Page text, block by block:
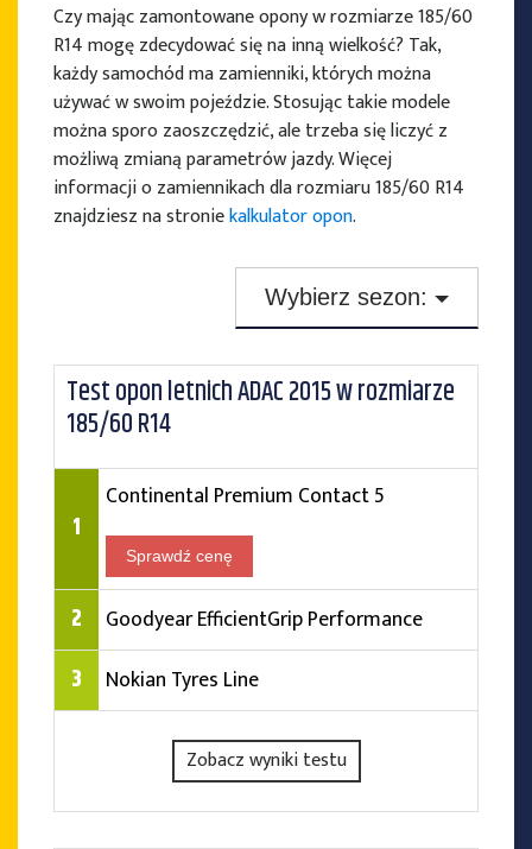
Czy mając zamontowane opony w rozmiarze 185/60
R14 mogę zdecydować się na inną wielkość? Tak,
każdy samochód ma zamienniki, których można
używać w swoim pojeździe. Stosując takie modele
można sporo zaoszczędzić, ale trzeba się liczyć z
możliwą zmianą parametrów jazdy. Więcej
informacji o zamiennikach dla rozmiaru 185/60 R14
znajdziesz na stroniekalkulator opon.
Wybierz sezon:
Testy opon zimowych
Testy opon letnich
Test opon letnich ADAC 2015 w rozmiarze
185/60 R14
1
Continental Premium Contact 5
Sprawdź cenę
2 Goodyear EfficientGrip Performance
3 Nokian Tyres Line
Zobacz wyniki testu